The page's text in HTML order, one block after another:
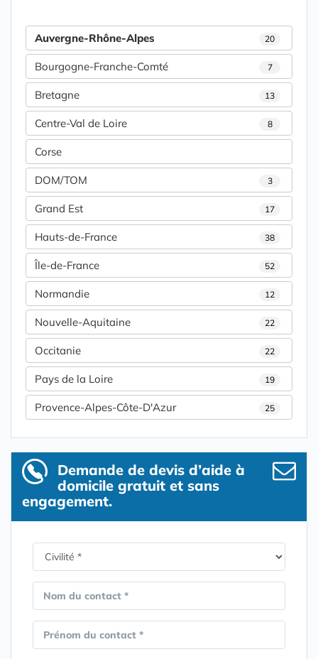
Auvergne-Rhône-Alpes 20
Bourgogne-Franche-Comté 7
Bretagne 13
Centre-Val de Loire 8
Corse
DOM/TOM 3
Grand Est 17
Hauts-de-France 38
Île-de-France 52
Normandie 12
Nouvelle-Aquitaine 22
Occitanie 22
Pays de la Loire 19
Provence-Alpes-Côte-D'Azur 25
Demande de devis d’aide à
domicile gratuit et sans
engagement.
Nom du contact *
Prénom du contact *